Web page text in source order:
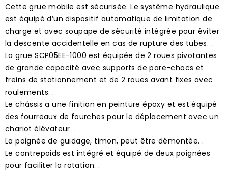
Cette grue mobile est sécurisée. Le système hydraulique
est équipé d’un dispositif automatique de limitation de
charge et avec soupape de sécurité intégrée pour éviter
la descente accidentelle en cas de rupture des tubes. .
La grue SCP05EE-1000 est équipée de 2 roues pivotantes
de grande capacité avec supports de pare-chocs et
freins de stationnement et de 2 roues avant fixes avec
roulements. .
Le châssis a une finition en peinture époxy et est équipé
des fourreaux de fourches pour le déplacement avec un
chariot élévateur. .
La poignée de guidage, timon, peut être démontée. .
Le contrepoids est intégré et équipé de deux poignées
pour faciliter la rotation. .